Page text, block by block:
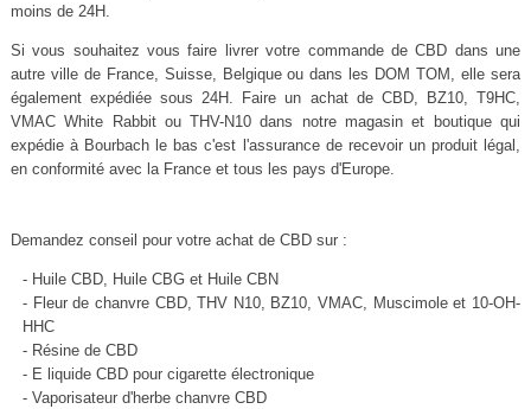
moins de 24H.
Si vous souhaitez vous faire livrer votre commande de CBD dans une
autre ville de France, Suisse, Belgique ou dans les DOM TOM, elle sera
également expédiée sous 24H. Faire un achat de CBD, BZ10, T9HC,
VMAC White Rabbit ou THV-N10 dans notre magasin et boutique qui
expédie à Bourbach le bas c'est l'assurance de recevoir un produit légal,
en conformité avec la France et tous les pays d'Europe.
Demandez conseil pour votre achat de CBD sur :
- Huile CBD, Huile CBG et Huile CBN
- Fleur de chanvre CBD, THV N10, BZ10, VMAC, Muscimole et 10-OH-
HHC
- Résine de CBD
- E liquide CBD pour cigarette électronique
- Vaporisateur d'herbe chanvre CBD